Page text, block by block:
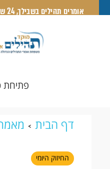
אומרים תהילים בשבילך, 24 שעות ביממה | 1-700-700-721
פתיחת
דף הבית
חכמים
החיזוק היומי